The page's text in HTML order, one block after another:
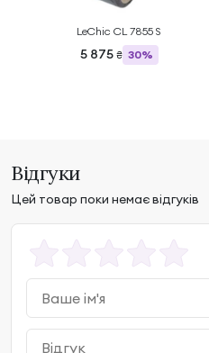
LeChic CL 7855 S
5 875 ₴ 30%
Відгуки
Цей товар поки немає відгуків